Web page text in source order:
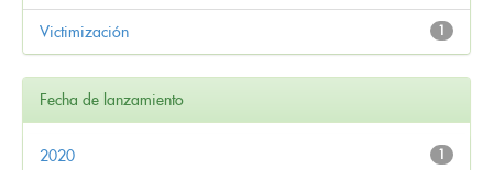
1
Victimización
Fecha de lanzamiento
1
2020